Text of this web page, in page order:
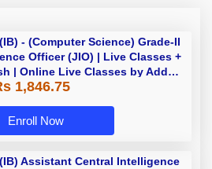
- (Computer Science) Grade-II
Officer (JIO) | Live Classes +
| Online Live Classes by Adda
247
1,846.75
Enroll Now
Assistant Central Intelligence